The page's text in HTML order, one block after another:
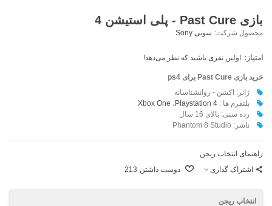
بازی Past Cure - پلی استیشن 4
محصول شرکت: سونی Sony
امتیاز: اولین نفری باشید که نظر می‌دهد!
خرید بازی Past Cure برای ps4
ژانر: اکشن - روانشناسانه
پلتفرم ها :
Xbox One ،Playstation 4
رده سنی: بالای 16 سال
ناشر: Phantom 8 Studio
راهنمای انتخاب ریجن
اشتراک گذاری
دوست داشتن 213
انتخاب ریجن